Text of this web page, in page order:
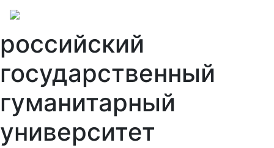
российский
государственный
гуманитарный
университет